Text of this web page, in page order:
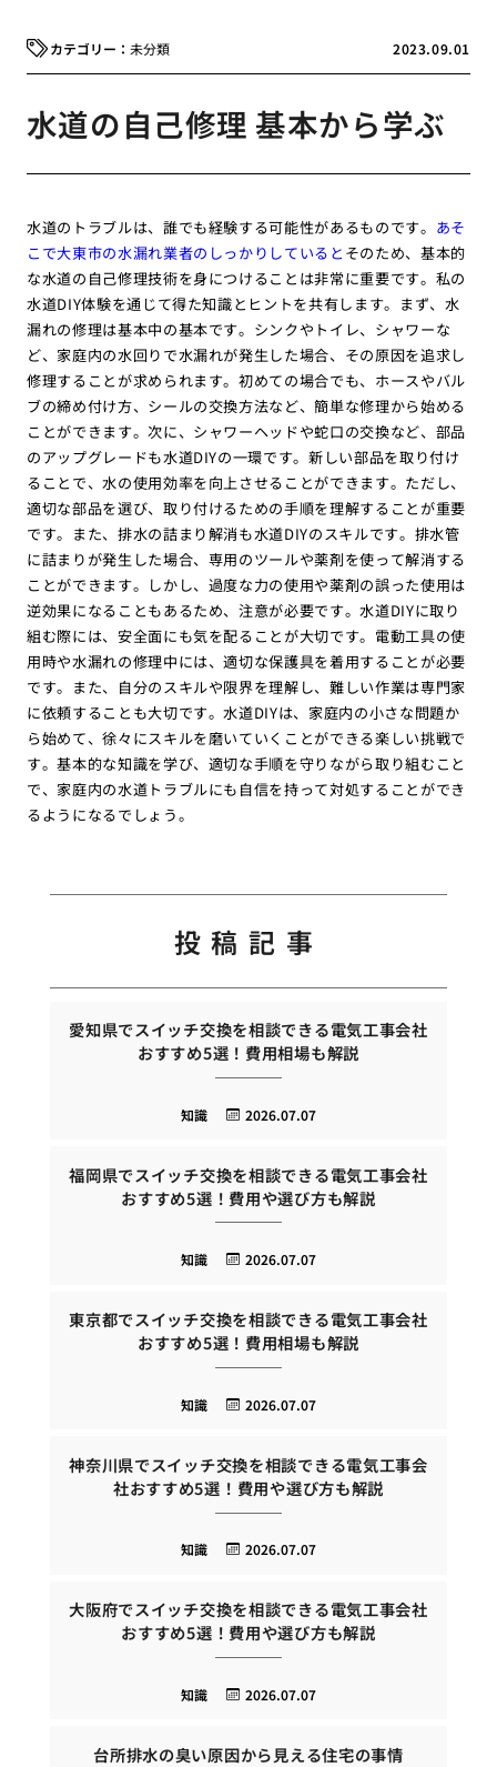
2023.09.01
未分類
水道の自己修理 基本から学ぶ
水道のトラブルは、誰でも経験する可能性があるものです。 あそ
こで大東市の水漏れ業者のしっかりしていると そのため、基本的
な水道の自己修理技術を身につけることは非常に重要です。私の
水道DIY体験を通じて得た知識とヒントを共有します。まず、水
漏れの修理は基本中の基本です。シンクやトイレ、シャワーな
ど、家庭内の水回りで水漏れが発生した場合、その原因を追求し
修理することが求められます。初めての場合でも、ホースやバル
ブの締め付け方、シールの交換方法など、簡単な修理から始める
ことができます。次に、シャワーヘッドや蛇口の交換など、部品
のアップグレードも水道DIYの一環です。新しい部品を取り付け
ることで、水の使用効率を向上させることができます。ただし、
適切な部品を選び、取り付けるための手順を理解することが重要
です。また、排水の詰まり解消も水道DIYのスキルです。排水管
に詰まりが発生した場合、専用のツールや薬剤を使って解消する
ことができます。しかし、過度な力の使用や薬剤の誤った使用は
逆効果になることもあるため、注意が必要です。水道DIYに取り
組む際には、安全面にも気を配ることが大切です。電動工具の使
用時や水漏れの修理中には、適切な保護具を着用することが必要
です。また、自分のスキルや限界を理解し、難しい作業は専門家
に依頼することも大切です。水道DIYは、家庭内の小さな問題か
ら始めて、徐々にスキルを磨いていくことができる楽しい挑戦で
す。基本的な知識を学び、適切な手順を守りながら取り組むこと
で、家庭内の水道トラブルにも自信を持って対処することができ
るようになるでしょう。
投稿記事
愛知県でスイッチ交換を相談できる電気工事会社
おすすめ5選！費用相場も解説
2026.07.07
知識
福岡県でスイッチ交換を相談できる電気工事会社
おすすめ5選！費用や選び方も解説
2026.07.07
知識
東京都でスイッチ交換を相談できる電気工事会社
おすすめ5選！費用相場も解説
2026.07.07
知識
神奈川県でスイッチ交換を相談できる電気工事会
社おすすめ5選！費用や選び方も解説
2026.07.07
知識
大阪府でスイッチ交換を相談できる電気工事会社
おすすめ5選！費用や選び方も解説
2026.07.07
知識
台所排水の臭い原因から見える住宅の事情